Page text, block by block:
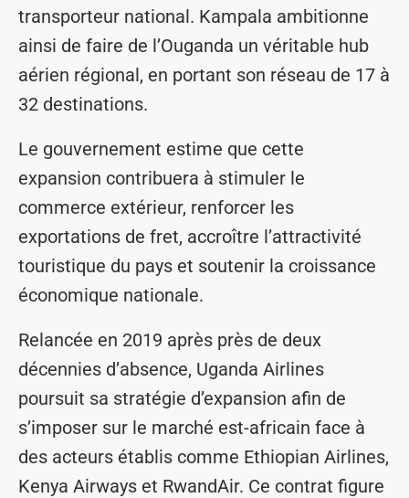
transporteur national. Kampala ambitionne
ainsi de faire de l’Ouganda un véritable hub
aérien régional, en portant son réseau de 17 à
32 destinations.
Le gouvernement estime que cette
expansion contribuera à stimuler le
commerce extérieur, renforcer les
exportations de fret, accroître l’attractivité
touristique du pays et soutenir la croissance
économique nationale.
Relancée en 2019 après près de deux
décennies d’absence, Uganda Airlines
poursuit sa stratégie d’expansion afin de
s’imposer sur le marché est-africain face à
des acteurs établis comme Ethiopian Airlines,
Kenya Airways et RwandAir. Ce contrat figure